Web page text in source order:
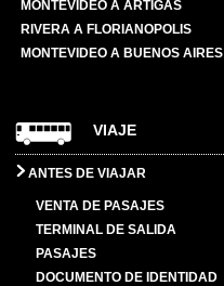
MONTEVIDEO A ARTIGAS
RIVERA A FLORIANOPOLIS
MONTEVIDEO A BUENOS AIRES
VIAJE
ANTES DE VIAJAR
VENTA DE PASAJES
TERMINAL DE SALIDA
PASAJES
DOCUMENTO DE IDENTIDAD